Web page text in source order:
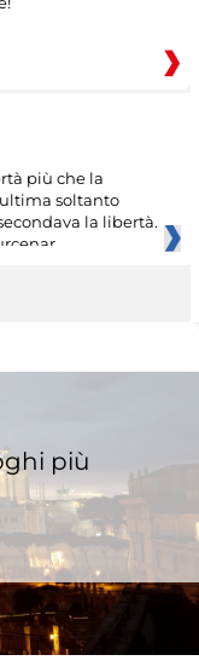
più che la
soltanto
la libertà.
più